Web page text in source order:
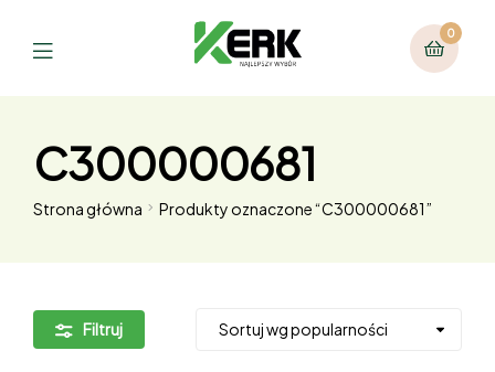
0
C300000681
Strona główna Produkty oznaczone “C300000681”
Filtruj